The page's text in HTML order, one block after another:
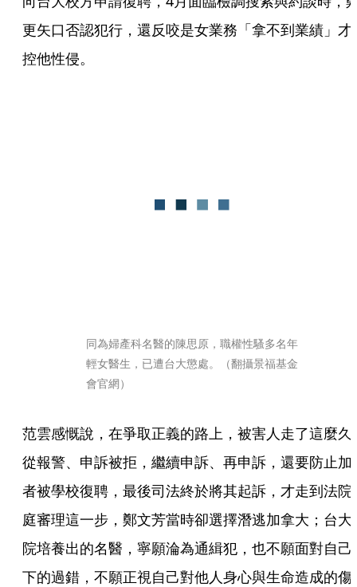
更矢口否認犯行，還反咬是女業務「拿不到業績」才
控他性侵。
同為婦產科名醫的陳思原，職權性騷多名年
輕女醫生，已遭台大懲處。（翻攝景福基金
會官網）
范雲感慨說，在爭取正義的路上，被害人走了這麼久
從報警、申訴被拒，繼續申訴、再申訴，還要防止加
者被學校復聘，最後司法終於將其起訴，才走到法院
庭審理這一步，鄭文芳當時卻選擇潛逃加拿大；台大
院培養出的名醫，寧願淪為通緝犯，也不願面對自己
下的過錯，不願正視自己對他人身心與生命造成的傷